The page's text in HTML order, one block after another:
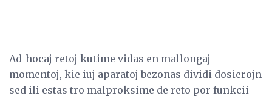
Ad-hocaj retoj kutime vidas en mallongaj
momentoj, kie iuj aparatoj bezonas dividi dosierojn
sed ili estas tro malproksime de reto por funkcii